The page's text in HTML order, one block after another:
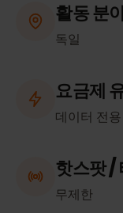
활동 분
독일
요금제
데이터 전용
핫스팟 /
무제한